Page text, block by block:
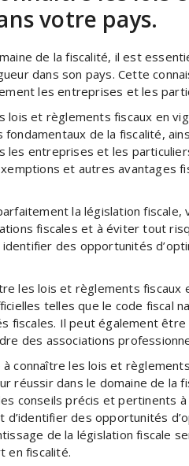
votre pays.
de la fiscalité, il est
dans son pays. Cette
les entreprises et les
lois et règlements fiscaux en
de la fiscalité,
les entreprises et les
et autres avantages
la législation
fiscales et à éviter tout
des opportunités
les lois et règlements fiscaux
telles que le code fiscal
fiscales. Il peut également
des associations
à connaître les lois et
réussir dans le domaine de la
conseils précis et pertinents
d’identifier des opportunités
de la législation fiscale
en fiscalité.